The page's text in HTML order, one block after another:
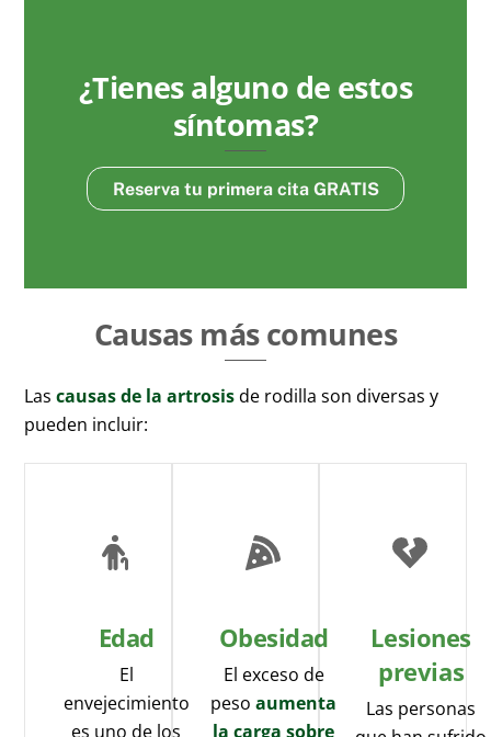
¿Tienes alguno de estos
síntomas?
Reserva tu primera cita GRATIS
Causas más comunes
Lascausas de la artrosisde rodilla son diversas y
pueden incluir:
Edad
El
envejecimiento
es uno de los
Obesidad
El exceso de
pesoaumenta
la carga sobre
Lesiones
previas
Las personas